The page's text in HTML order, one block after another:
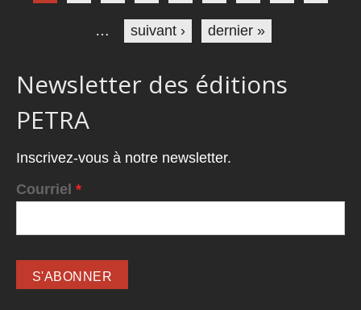
… suivant › dernier »
Newsletter des éditions
PETRA
Inscrivez-vous à notre newsletter.
Courriel *